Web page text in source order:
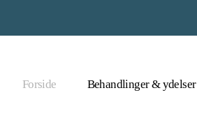
Forside Behandlinger & ydelser